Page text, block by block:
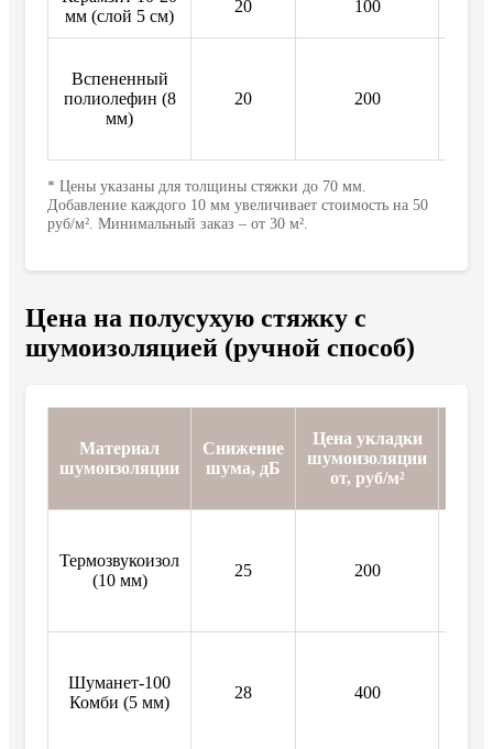
мм (слой 5 см)
20 100
Вспененный
полиолефин (8
мм)
20 200
* Цены указаны для толщины стяжки до 70 мм.
Добавление каждого 10 мм увеличивает стоимость на 50
руб/м². Минимальный заказ – от 30 м².
Цена на полусухую стяжку с
шумоизоляцией (ручной способ)
Материал
шумоизоляции
Снижение
шума, дБ
Цена укладки
шумоизоляции
от, руб/м²
Термозвукоизол
(10 мм)
25 200
Шуманет-100
Комби (5 мм)
28 400